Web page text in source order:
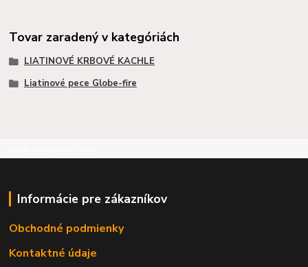
Tovar zaradený v kategóriách
LIATINOVÉ KRBOVÉ KACHLE
Liatinové pece Globe-fire
Informácie pre zákazníkov
Obchodné podmienky
Kontaktné údaje